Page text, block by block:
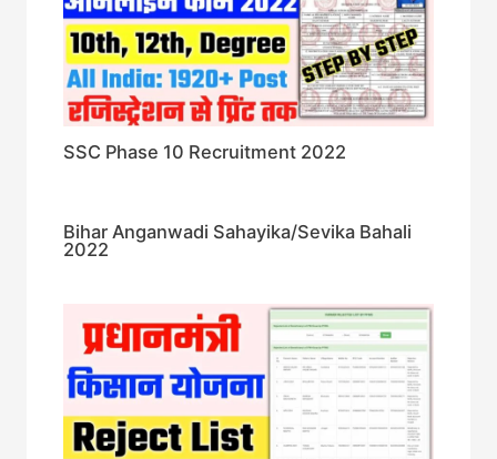
SSC Phase 10 Recruitment 2022
Bihar Anganwadi Sahayika/Sevika Bahali
2022